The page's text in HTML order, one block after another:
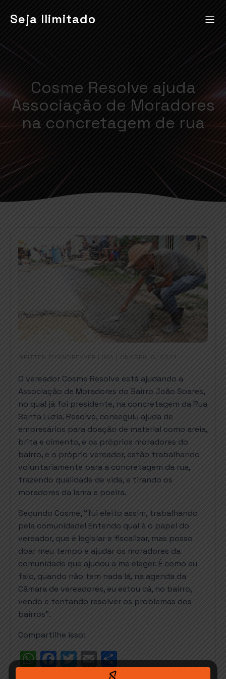
Seja Ilimitado
Cosme Resolve ajuda
Associação de Moradores
na concretagem de rua
WRITTEN BYANDREYVER LIMA ON ABRIL 8, 2021
O vereador Cosme Resolve está ajudando a
Associação de Moradores do Bairro João Soares,
no qual já foi presidente, na concretagem da Rua
Santa Luzia. Resolve, conseguiu ajuda de
empresários para doação de material como areia,
brita e cimento, e os próprios moradores do
bairro, e o próprio vereador, estão trabalhando
voluntariamente para a concretagem da rua,
trazendo qualidade de vida, e tirando os
moradores da lama e poeira.
Segundo Cosme, “fui eleito assim, trabalhando
pela comunidade! Entendo qual é o papel do
vereador, que é legislar e fiscalizar, mas posso
doar meu tempo e ajudar os moradores da
comunidade que ajudou a me eleger. É como eu
falo, quando não tem nada lá, na agenda da
Câmara de vereadores, eu estou cá, no bairro,
vendo e tentando resolver os problemas dos
bairros”.
Compartilhe isso:
W
h
F
a
T
w
E
m
S
h